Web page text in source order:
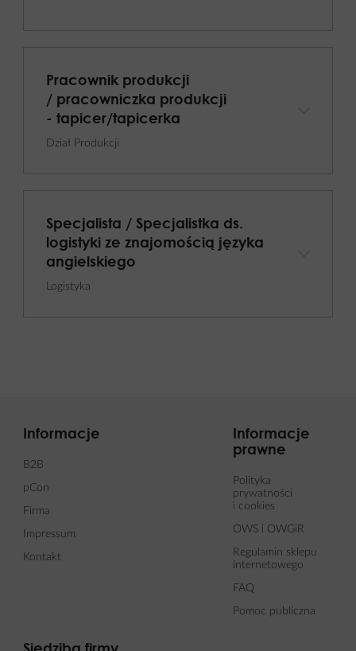
Pracownik produkcji
/ pracowniczka produkcji
- tapicer/tapicerka
Dział Produkcji
Specjalista / Specjalistka ds.
logistyki ze znajomością języka
angielskiego
Logistyka
Informacje
B2B
pCon
Firma
Impressum
Kontakt
Informacje
prawne
Polityka
prywatności
i cookies
OWS i OWGiR
Regulamin sklepu
internetowego
FAQ
Pomoc publiczna
Siedziba firmy